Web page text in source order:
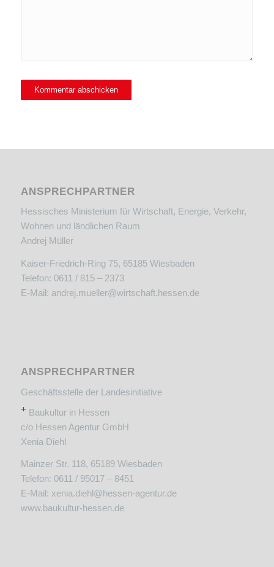
ANSPRECHPARTNER
Hessisches Ministerium für Wirtschaft, Energie, Verkehr,
Wohnen und ländlichen Raum
Andrej Müller
Kaiser-Friedrich-Ring 75, 65185 Wiesbaden
Telefon: 0611 / 815 – 2373
E-Mail: andrej.mueller@wirtschaft.hessen.de
ANSPRECHPARTNER
Geschäftsstelle der Landesinitiative
+Baukultur in Hessen
c/o Hessen Agentur GmbH
Xenia Diehl
Mainzer Str. 118, 65189 Wiesbaden
Telefon: 0611 / 95017 – 8451
E-Mail: xenia.diehl@hessen-agentur.de
www.baukultur-hessen.de